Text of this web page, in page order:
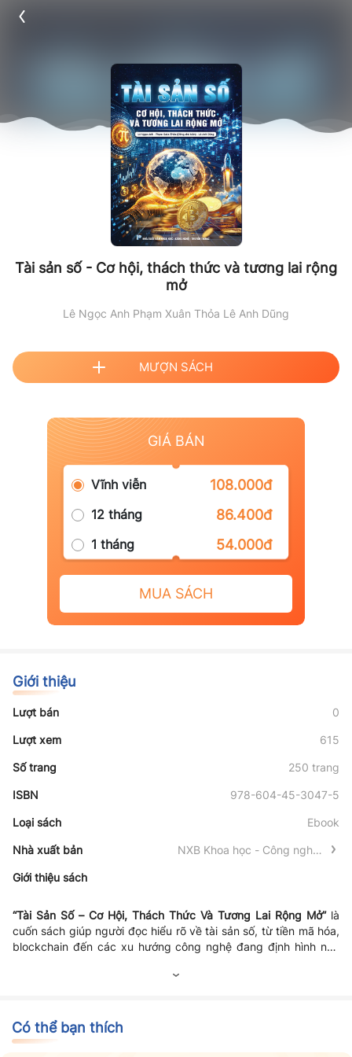
Tài sản số - Cơ hội, thách thức và tương lai rộng
mở
Lê Ngọc Anh Phạm Xuân Thỏa Lê Anh Dũng
MƯỢN SÁCH
GIÁ BÁN
Vĩnh viễn 108.000đ
12 tháng 86.400đ
1 tháng 54.000đ
MUA SÁCH
Giới thiệu
Lượt bán 0
Lượt xem 615
Số trang 250 trang
ISBN 978-604-45-3047-5
Loại sách Ebook
Nhà xuất bản
NXB Khoa học - Công nghệ -
Giới thiệu sách
“Tài Sản Số – Cơ Hội, Thách Thức Và Tương Lai Rộng Mở”là
cuốn sách giúp người đọc hiểu rõ về tài sản số, từ tiền mã hóa,
blockchain đến các xu hướng công nghệ đang định hình nền
đổi mới mà tài sản số mang lại, đồng thời chỉ ra các rủi ro, thách
thức để thích ứng với sự phát triển mạnh mẽ của kỷ nguyên số.
Đây là tài liệu hữu ích cho những ai quan tâm đến tương lai của
Có thể bạn thích